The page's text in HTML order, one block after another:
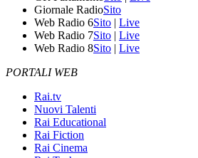
Giornale RadioSito
Web Radio 6Sito | Live
Web Radio 7Sito | Live
Web Radio 8Sito | Live
PORTALI WEB
Rai.tv
Nuovi Talenti
Rai Educational
Rai Fiction
Rai Cinema